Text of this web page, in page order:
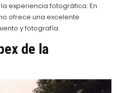
experiencia fotográfica. En
ofrece una excelente
y fotografía.
de la